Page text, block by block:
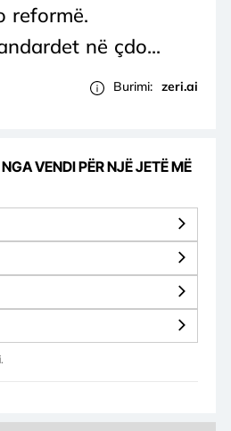
reformë.
në çdo...
Burimi: zeri.ai
VENDI PËR NJË JETË MË